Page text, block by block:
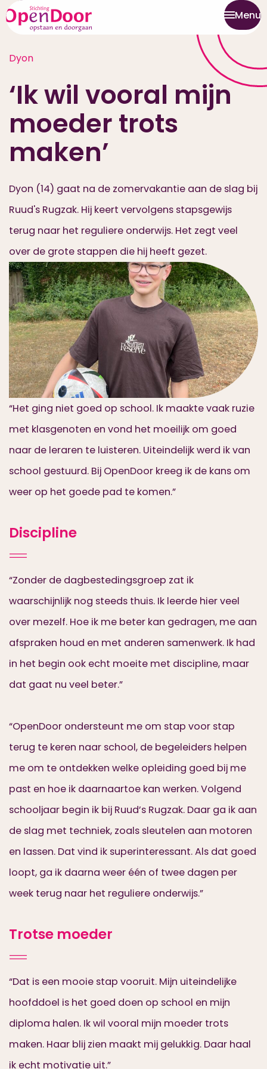
Menu
Dyon
‘Ik wil vooral mijn
moeder trots
maken’
Dyon (14) gaat na de zomervakantie aan de slag bij
Ruud's Rugzak. Hij keert vervolgens stapsgewijs
terug naar het reguliere onderwijs. Het zegt veel
over de grote stappen die hij heeft gezet.
“Het ging niet goed op school. Ik maakte vaak ruzie
met klasgenoten en vond het moeilijk om goed
naar de leraren te luisteren. Uiteindelijk werd ik van
school gestuurd. Bij OpenDoor kreeg ik de kans om
weer op het goede pad te komen.”
Discipline
“Zonder de dagbestedingsgroep zat ik
waarschijnlijk nog steeds thuis. Ik leerde hier veel
over mezelf. Hoe ik me beter kan gedragen, me aan
afspraken houd en met anderen samenwerk. Ik had
in het begin ook echt moeite met discipline, maar
dat gaat nu veel beter.”
“OpenDoor ondersteunt me om stap voor stap
terug te keren naar school, de begeleiders helpen
me om te ontdekken welke opleiding goed bij me
past en hoe ik daarnaartoe kan werken. Volgend
schooljaar begin ik bij Ruud’s Rugzak. Daar ga ik aan
de slag met techniek, zoals sleutelen aan motoren
en lassen. Dat vind ik superinteressant. Als dat goed
loopt, ga ik daarna weer één of twee dagen per
week terug naar het reguliere onderwijs.”
Trotse moeder
“Dat is een mooie stap vooruit. Mijn uiteindelijke
hoofddoel is het goed doen op school en mijn
diploma halen. Ik wil vooral mijn moeder trots
maken. Haar blij zien maakt mij gelukkig. Daar haal
ik echt motivatie uit.”